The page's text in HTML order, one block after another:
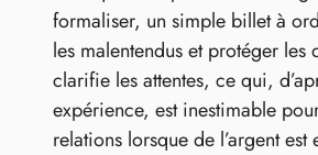
formaliser, un simple billet à
les malentendus et protéger les
clarifie les attentes, ce qui,
expérience, est inestimable
relations lorsque de l’argent est